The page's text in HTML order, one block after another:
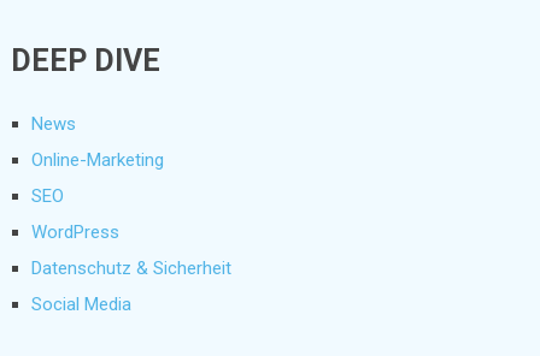
DEEP DIVE
News
Online-Marketing
SEO
WordPress
Datenschutz & Sicherheit
Social Media